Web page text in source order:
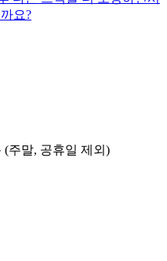
요?
(주말, 공휴일 제외)